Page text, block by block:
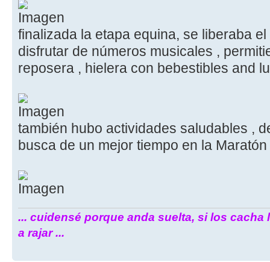
finalizada la etapa equina, se liberaba
disfrutar de números musicales ,
reposera , hielera con bebestibles and
también hubo actividades saludables ,
busca de un mejor tiempo en la
... cuidensé porque anda suelta, si los cacha
a rajar ...